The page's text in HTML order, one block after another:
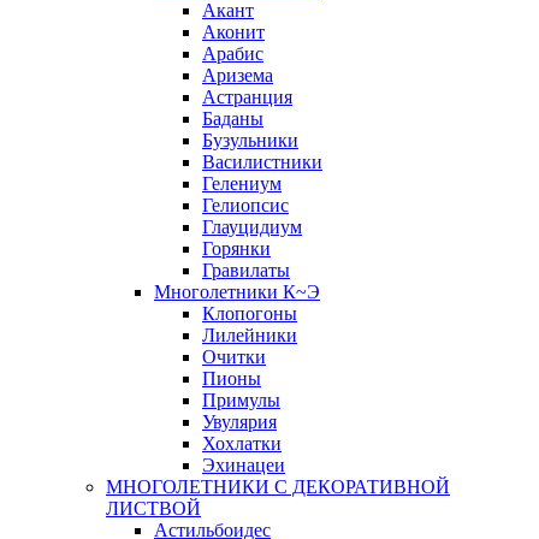
Акант
Аконит
Арабис
Аризема
Астранция
Баданы
Бузульники
Василистники
Гелениум
Гелиопсис
Глауцидиум
Горянки
Гравилаты
Многолетники К~Э
Клопогоны
Лилейники
Очитки
Пионы
Примулы
Увулярия
Хохлатки
Эхинацеи
МНОГОЛЕТНИКИ С ДЕКОРАТИВНОЙ
ЛИСТВОЙ
Астильбоидес